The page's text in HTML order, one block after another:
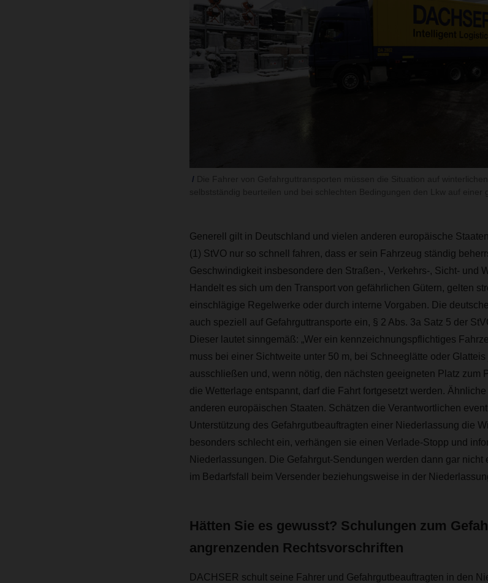
Generell gilt in Deutschland und vielen anderen europäische
(1) StVO nur so schnell fahren, dass er sein Fahrzeug ständig
Geschwindigkeit insbesondere den Straßen-, Verkehrs-, Sicht- und
Handelt es sich um den Transport von gefährlichen Gütern, gelten
einschlägige Regelwerke oder durch interne Vorgaben. Die
auch speziell auf Gefahrguttransporte ein, § 2 Abs. 3a Satz 5 der
Dieser lautet sinngemäß: „Wer ein kennzeichnungspflichtiges
muss bei einer Sichtweite unter 50 m, bei Schneeglätte oder
ausschließen und, wenn nötig, den nächsten geeigneten Platz zum
die Wetterlage entspannt, darf die Fahrt fortgesetzt werden.
anderen europäischen Staaten. Schätzen die Verantwortlichen
Unterstützung des Gefahrgutbeauftragten einer Niederlassung die
besonders schlecht ein, verhängen sie einen Verlade-Stopp und
Niederlassungen. Die Gefahrgut-Sendungen werden dann gar nicht
im Bedarfsfall beim Versender beziehungsweise in der
Hätten Sie es gewusst? Schulungen zum
angrenzenden Rechtsvorschriften
DACHSER schult seine Fahrer und Gefahrgutbeauftragten in den